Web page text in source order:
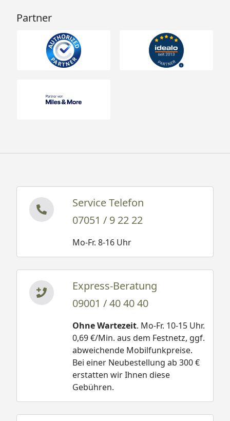
Partner
Service Telefon
07051 / 9 22 22
Mo-Fr. 8-16 Uhr
Express-Beratung
09001 / 40 40 40
Ohne Wartezeit. Mo-Fr. 10-15 Uhr.
0,69 €/Min. aus dem Festnetz, ggf.
abweichende Mobilfunkpreise.
Bei einer Neubestellung ab 300 €
erstatten wir Ihnen diese
Gebühren.